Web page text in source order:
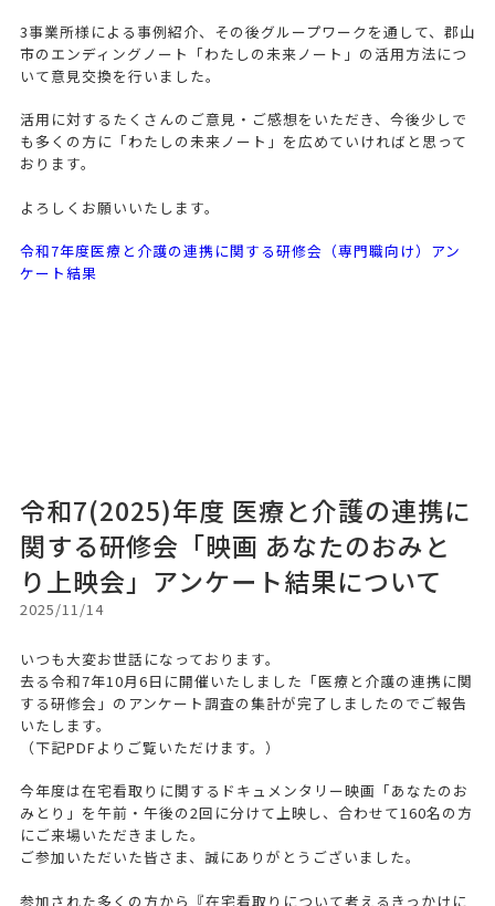
3事業所様による事例紹介、その後グループワークを通して、郡山
市のエンディングノート「わたしの未来ノート」の活用方法につ
いて意見交換を行いました。
活用に対するたくさんのご意見・ご感想をいただき、今後少しで
も多くの方に「わたしの未来ノート」を広めていければと思って
おります。
よろしくお願いいたします。
令和7年度医療と介護の連携に関する研修会（専門職向け）アン
ケート結果
令和7(2025)年度 医療と介護の連携に
関する研修会「映画 あなたのおみと
り上映会」アンケート結果について
2025/11/14
いつも大変お世話になっております。
去る令和7年10月6日に開催いたしました「医療と介護の連携に関
する研修会」のアンケート調査の集計が完了しましたのでご報告
いたします。
（下記PDFよりご覧いただけます。）
今年度は在宅看取りに関するドキュメンタリー映画「あなたのお
みとり」を午前・午後の2回に分けて上映し、合わせて160名の方
にご来場いただきました。
ご参加いただいた皆さま、誠にありがとうございました。
参加された多くの方から『在宅看取りについて考えるきっかけに